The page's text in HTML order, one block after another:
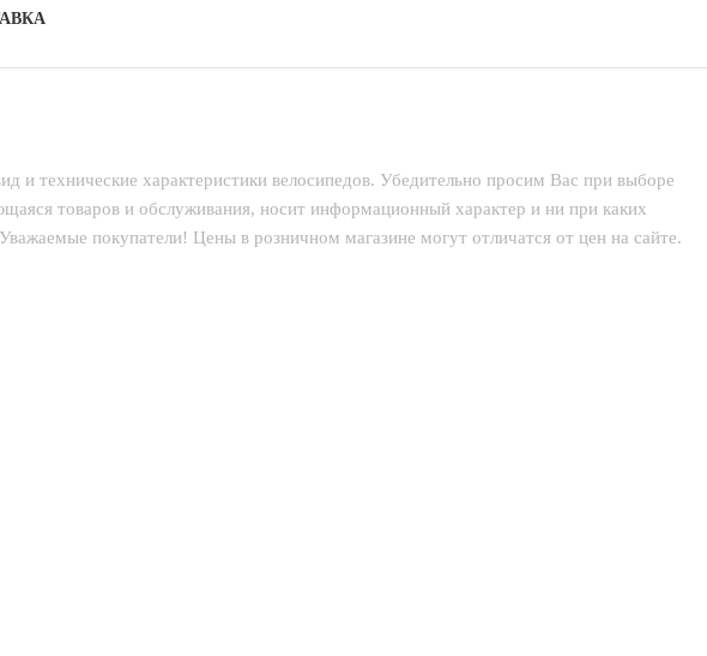
и технические характеристики велосипедов. Убедительно просим Вас при выборе
товаров и обслуживания, носит информационный характер и ни при каких
покупатели! Цены в розничном магазине могут отличатся от цен на сайте.